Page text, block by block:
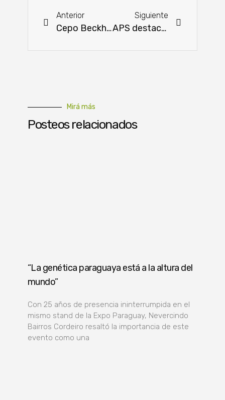
Anterior
Cepo Beckhauser “edición limitada” por los 40 años de Brangus Paraguay
Siguiente
APS destaca la necesidad de llegar al mercado de China
Mirá más
Posteos relacionados
“La genética paraguaya está a la altura del
mundo”
Con 25 años de presencia ininterrumpida en el
mismo stand de la Expo Paraguay, Nevercindo
Bairros Cordeiro resaltó la importancia de este
evento como una